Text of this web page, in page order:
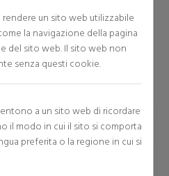
un sito web utilizzabile
la navigazione della pagina
del sito web. Il sito web non
senza questi cookie.
a un sito web di ricordare
il modo in cui il sito si comporta
preferita o la regione in cui si
Prezzo originale 66,50 €
2 riesami